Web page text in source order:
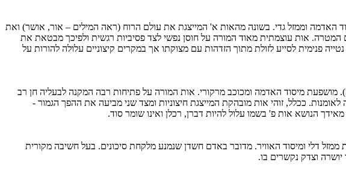
האדמה וממזל גדי. בשונה מהאות א' המייצגת את עולם הרוח (ראה המילים – אור, אושר) ואת
אות עוצמתית מאוד המורה על חוסן נפשי לצד פסיביות רגשית ולפיכך מבטאת את
לסייע לזולת מתוך הזדהות עם מצוקתו אך במקרים קיצוניים עלולה להורות על
מושפעת מיסוד האדמה ומכוכב מרקורי. אות המורה על פתיחות רבה המקנה לבעליה חן רב
ככלל, זוהי אות מובהקת המייצגת חיצוניות ומצד שני מביעה את ההפך הגמור -
הנושא אות פ' בשמו עלול להיות דברן, רכלן ואינו שומר סוד.
דלי ומיסוד האוויר. מדובר באדם חשדן שנמנע מלקחת סיכונים. בעל חשיבה מקורית
וצדק נקשרים בו.